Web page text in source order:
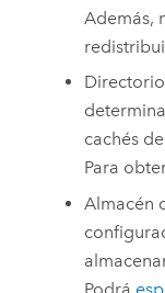
Además,
cachés
Para
Almacén